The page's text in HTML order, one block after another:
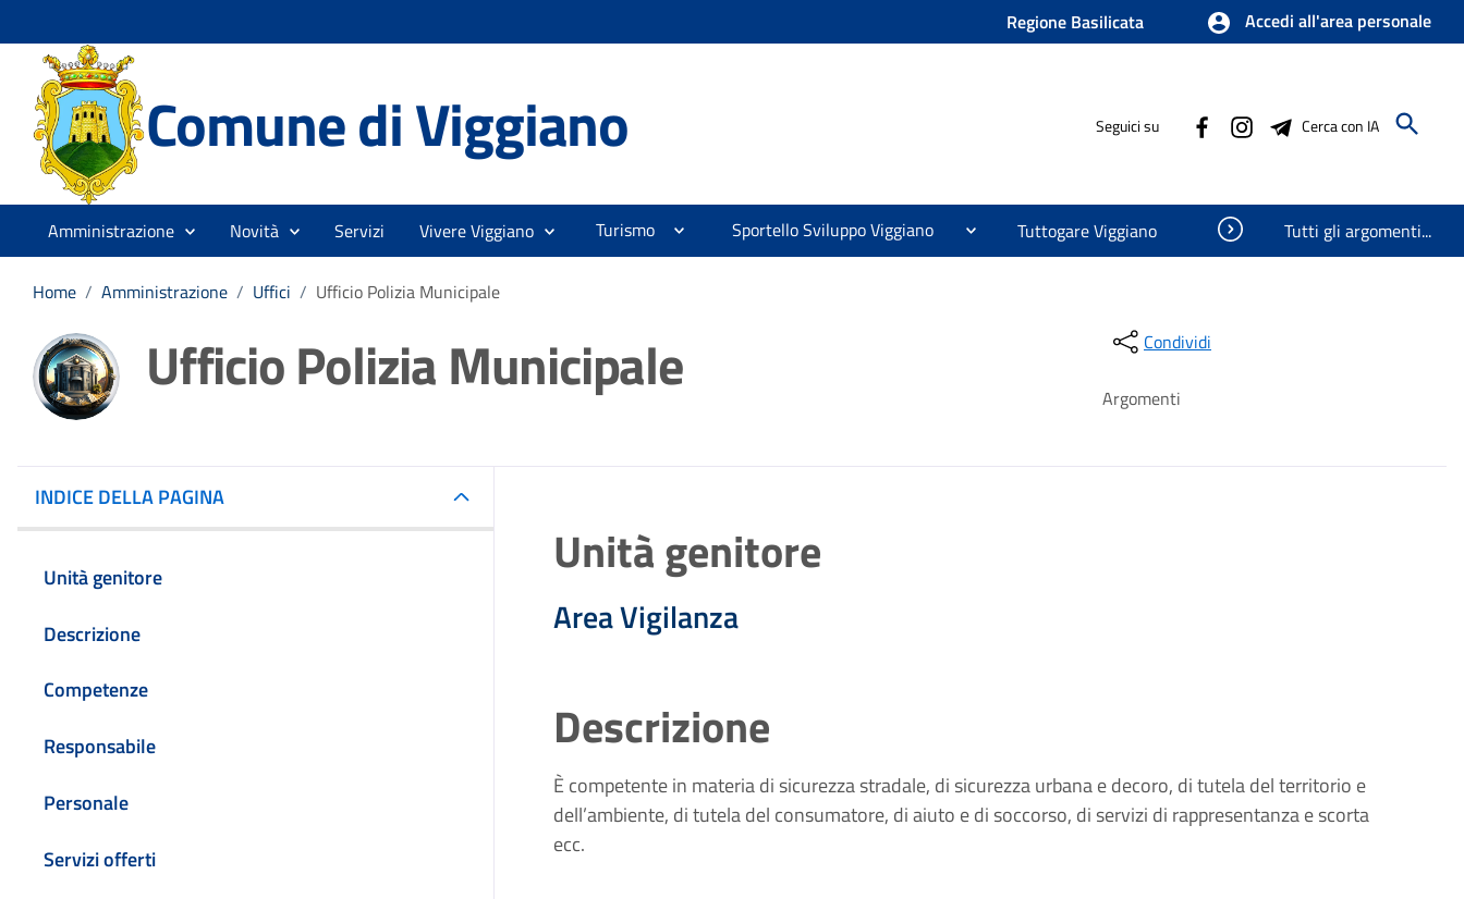
Regione Basilicata Accedi all'area personale
Comune di Viggiano Seguici su Cerca con IA
Amministrazione Novità Servizi Vivere Viggiano Turismo Sportello Sviluppo Viggiano Tuttogare Viggiano Visualizza oggetti nascosti
Tutti gli argomenti...
Home / Amministrazione / Uffici / Ufficio Polizia Municipale
Ufficio Polizia Municipale Condividi
Argomenti
INDICE DELLA PAGINA
Unità genitore
Descrizione
Competenze
Responsabile
Personale
Servizi offerti
Unità genitore
Area Vigilanza
Descrizione
È competente in materia di sicurezza stradale, di sicurezza urbana e decoro, di tutela del territorio e
dell’ambiente, di tutela del consumatore, di aiuto e di soccorso, di servizi di rappresentanza e scorta
ecc.